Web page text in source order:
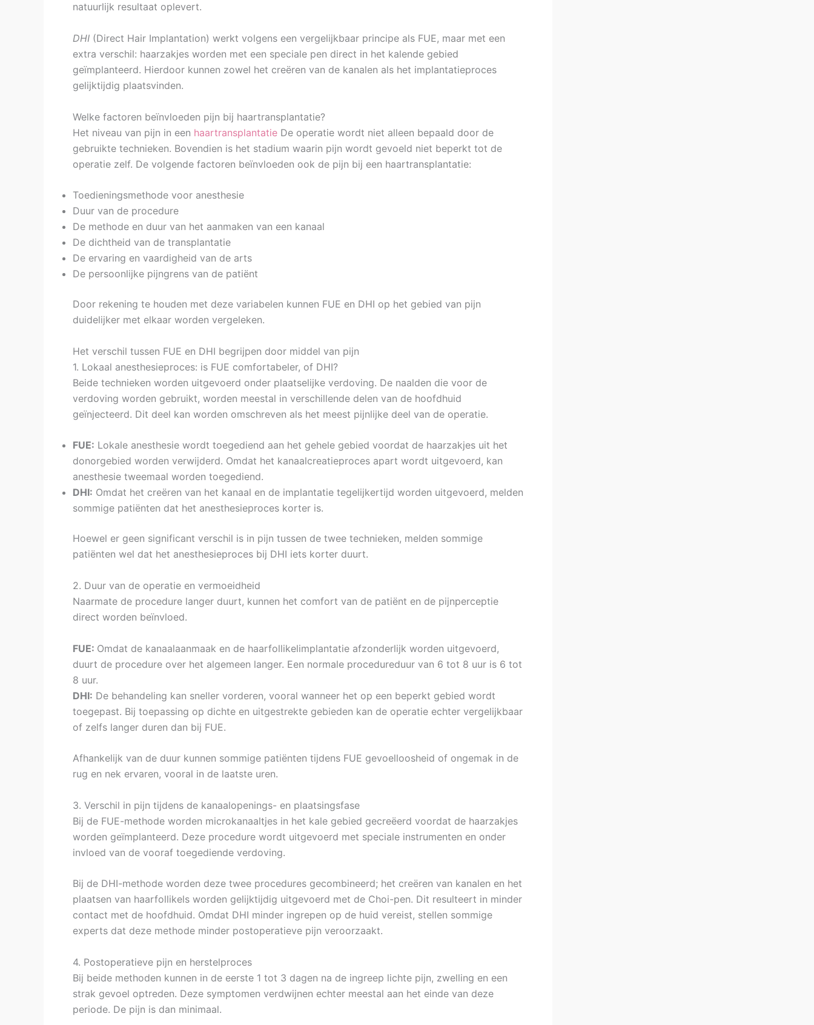
natuurlijk resultaat oplevert.
DHI (Direct Hair Implantation) werkt volgens een vergelijkbaar principe als FUE, maar met een
extra verschil: haarzakjes worden met een speciale pen direct in het kalende gebied
geïmplanteerd. Hierdoor kunnen zowel het creëren van de kanalen als het implantatieproces
gelijktijdig plaatsvinden.
Welke factoren beïnvloeden pijn bij haartransplantatie?
Het niveau van pijn in een haartransplantatie De operatie wordt niet alleen bepaald door de
gebruikte technieken. Bovendien is het stadium waarin pijn wordt gevoeld niet beperkt tot de
operatie zelf. De volgende factoren beïnvloeden ook de pijn bij een haartransplantatie:
Toedieningsmethode voor anesthesie
Duur van de procedure
De methode en duur van het aanmaken van een kanaal
De dichtheid van de transplantatie
De ervaring en vaardigheid van de arts
De persoonlijke pijngrens van de patiënt
Door rekening te houden met deze variabelen kunnen FUE en DHI op het gebied van pijn
duidelijker met elkaar worden vergeleken.
Het verschil tussen FUE en DHI begrijpen door middel van pijn
1. Lokaal anesthesieproces: is FUE comfortabeler, of DHI?
Beide technieken worden uitgevoerd onder plaatselijke verdoving. De naalden die voor de
verdoving worden gebruikt, worden meestal in verschillende delen van de hoofdhuid
geïnjecteerd. Dit deel kan worden omschreven als het meest pijnlijke deel van de operatie.
FUE: Lokale anesthesie wordt toegediend aan het gehele gebied voordat de haarzakjes uit het
donorgebied worden verwijderd. Omdat het kanaalcreatieproces apart wordt uitgevoerd, kan
anesthesie tweemaal worden toegediend.
DHI: Omdat het creëren van het kanaal en de implantatie tegelijkertijd worden uitgevoerd, melden
sommige patiënten dat het anesthesieproces korter is.
Hoewel er geen significant verschil is in pijn tussen de twee technieken, melden sommige
patiënten wel dat het anesthesieproces bij DHI iets korter duurt.
2. Duur van de operatie en vermoeidheid
Naarmate de procedure langer duurt, kunnen het comfort van de patiënt en de pijnperceptie
direct worden beïnvloed.
FUE: Omdat de kanaalaanmaak en de haarfollikelimplantatie afzonderlijk worden uitgevoerd,
duurt de procedure over het algemeen langer. Een normale procedureduur van 6 tot 8 uur is 6 tot
8 uur.
DHI: De behandeling kan sneller vorderen, vooral wanneer het op een beperkt gebied wordt
toegepast. Bij toepassing op dichte en uitgestrekte gebieden kan de operatie echter vergelijkbaar
of zelfs langer duren dan bij FUE.
Afhankelijk van de duur kunnen sommige patiënten tijdens FUE gevoelloosheid of ongemak in de
rug en nek ervaren, vooral in de laatste uren.
3. Verschil in pijn tijdens de kanaalopenings- en plaatsingsfase
Bij de FUE-methode worden microkanaaltjes in het kale gebied gecreëerd voordat de haarzakjes
worden geïmplanteerd. Deze procedure wordt uitgevoerd met speciale instrumenten en onder
invloed van de vooraf toegediende verdoving.
Bij de DHI-methode worden deze twee procedures gecombineerd; het creëren van kanalen en het
plaatsen van haarfollikels worden gelijktijdig uitgevoerd met de Choi-pen. Dit resulteert in minder
contact met de hoofdhuid. Omdat DHI minder ingrepen op de huid vereist, stellen sommige
experts dat deze methode minder postoperatieve pijn veroorzaakt.
4. Postoperatieve pijn en herstelproces
Bij beide methoden kunnen in de eerste 1 tot 3 dagen na de ingreep lichte pijn, zwelling en een
strak gevoel optreden. Deze symptomen verdwijnen echter meestal aan het einde van deze
periode. De pijn is dan minimaal.